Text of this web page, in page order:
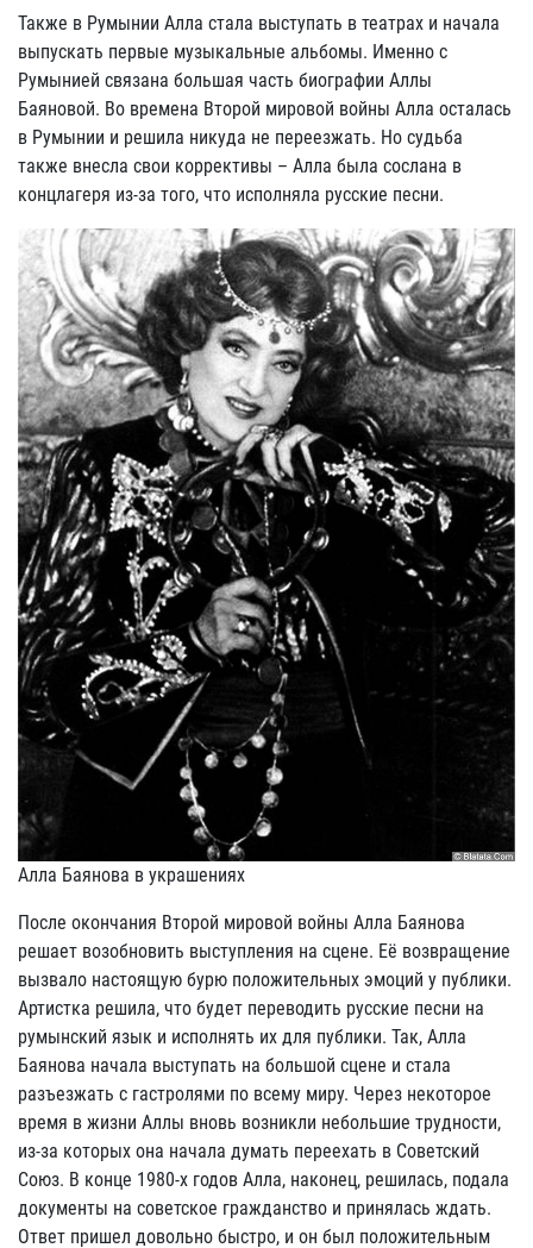
Также в Румынии Алла стала выступать в театрах и начала
выпускать первые музыкальные альбомы. Именно с
Румынией связана большая часть биографии Аллы
Баяновой. Во времена Второй мировой войны Алла осталась
в Румынии и решила никуда не переезжать. Но судьба
также внесла свои коррективы – Алла была сослана в
концлагеря из-за того, что исполняла русские песни.
Алла Баянова в украшениях
После окончания Второй мировой войны Алла Баянова
решает возобновить выступления на сцене. Её возвращение
вызвало настоящую бурю положительных эмоций у публики.
Артистка решила, что будет переводить русские песни на
румынский язык и исполнять их для публики. Так, Алла
Баянова начала выступать на большой сцене и стала
разъезжать с гастролями по всему миру. Через некоторое
время в жизни Аллы вновь возникли небольшие трудности,
из-за которых она начала думать переехать в Советский
Союз. В конце 1980-х годов Алла, наконец, решилась, подала
документы на советское гражданство и принялась ждать.
Ответ пришел довольно быстро, и он был положительным